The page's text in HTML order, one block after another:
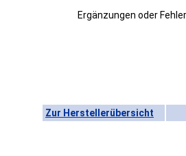
Ergänzungen oder
Zur Herstellerübersicht